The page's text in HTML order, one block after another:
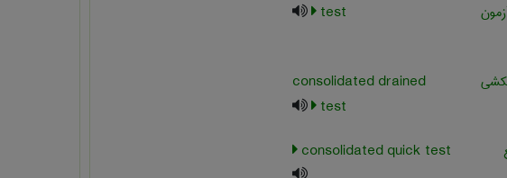
test
consolidated drained
test
consolidated quick test